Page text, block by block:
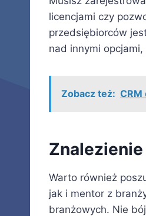
licencjami czy
przedsiębiorców
nad innymi opcjami,
Zobacz też:
Warto również
jak i mentor z
branżowych. Nie